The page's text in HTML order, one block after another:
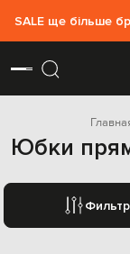
SALE ще більше
Юбки